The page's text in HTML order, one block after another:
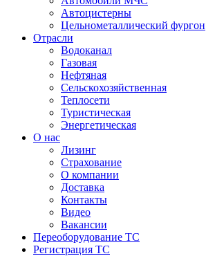
Автоцистерны
Цельнометаллический фургон
Отрасли
Водоканал
Газовая
Нефтяная
Сельскохозяйственная
Теплосети
Туристическая
Энергетическая
О нас
Лизинг
Страхование
О компании
Доставка
Контакты
Видео
Вакансии
Переоборудование ТС
Регистрация ТС